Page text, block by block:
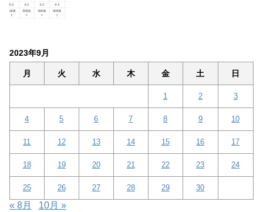
2023年9月
月 火 水 木 金 土 日
1 2 3
4 5 6 7 8 9 10
11 12 13 14 15 16 17
18 19 20 21 22 23 24
25 26 27 28 29 30
« 8月 10月 »